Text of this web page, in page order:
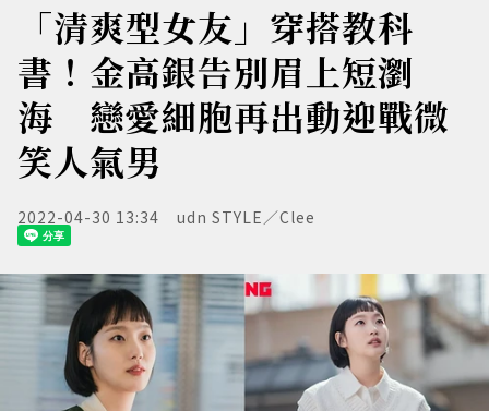
「清爽型女友」穿搭教科
書！金高銀告別眉上短瀏
海 戀愛細胞再出動迎戰微
笑人氣男
2022-04-30 13:34 udn STYLE／Clee